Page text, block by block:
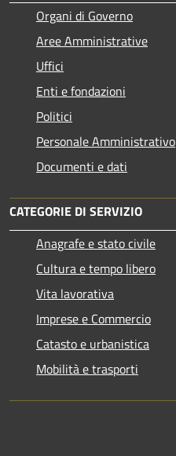
Organi di Governo
Aree Amministrative
Uffici
Enti e fondazioni
Politici
Personale Amministrativo
Documenti e dati
CATEGORIE DI SERVIZIO
Anagrafe e stato civile
Cultura e tempo libero
Vita lavorativa
Imprese e Commercio
Catasto e urbanistica
Mobilità e trasporti